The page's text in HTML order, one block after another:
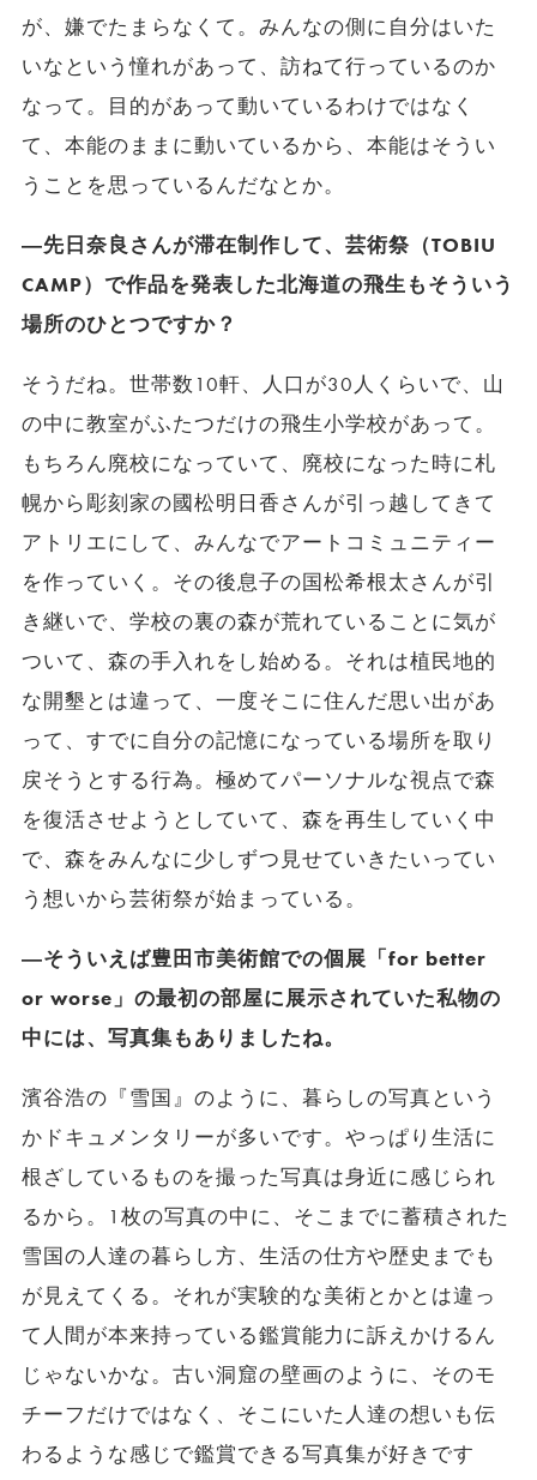
が、嫌でたまらなくて。みんなの側に自分はいた
いなという憧れがあって、訪ねて行っているのか
なって。目的があって動いているわけではなく
て、本能のままに動いているから、本能はそうい
うことを思っているんだなとか。
―先日奈良さんが滞在制作して、芸術祭（TOBIU
CAMP）で作品を発表した北海道の飛生もそういう
場所のひとつですか？
そうだね。世帯数10軒、人口が30人くらいで、山
の中に教室がふたつだけの飛生小学校があって。
もちろん廃校になっていて、廃校になった時に札
幌から彫刻家の國松明日香さんが引っ越してきて
アトリエにして、みんなでアートコミュニティー
を作っていく。その後息子の国松希根太さんが引
き継いで、学校の裏の森が荒れていることに気が
ついて、森の手入れをし始める。それは植民地的
な開墾とは違って、一度そこに住んだ思い出があ
って、すでに自分の記憶になっている場所を取り
戻そうとする行為。極めてパーソナルな視点で森
を復活させようとしていて、森を再生していく中
で、森をみんなに少しずつ見せていきたいってい
う想いから芸術祭が始まっている。
―そういえば豊田市美術館での個展「for better
or worse」の最初の部屋に展示されていた私物の
中には、写真集もありましたね。
濱谷浩の『雪国』のように、暮らしの写真という
かドキュメンタリーが多いです。やっぱり生活に
根ざしているものを撮った写真は身近に感じられ
るから。1枚の写真の中に、そこまでに蓄積された
雪国の人達の暮らし方、生活の仕方や歴史までも
が見えてくる。それが実験的な美術とかとは違っ
て人間が本来持っている鑑賞能力に訴えかけるん
じゃないかな。古い洞窟の壁画のように、そのモ
チーフだけではなく、そこにいた人達の想いも伝
わるような感じで鑑賞できる写真集が好きです